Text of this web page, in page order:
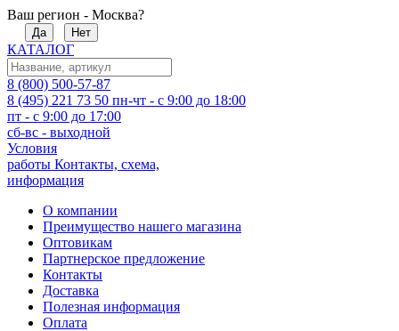
Ваш регион - Москва?
Да Нет
КАТАЛОГ
8 (800) 500-57-87
8 (495) 221 73 50 пн-чт - с 9:00 до 18:00
пт - с 9:00 до 17:00
сб-вс - выходной
Условия
работы Контакты, схема,
информация
О компании
Преимущество нашего магазина
Оптовикам
Партнерское предложение
Контакты
Доставка
Полезная информация
Оплата